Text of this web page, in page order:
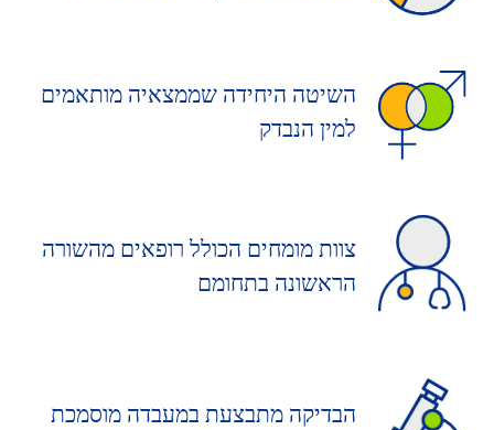
השיטה היחידה שממצאיה מותאמים
למין הנבדק
צוות מומחים הכולל רופאים מהשורה
הראשונה בתחומם
הבדיקה מתבצעת במעבדה מוסמכת